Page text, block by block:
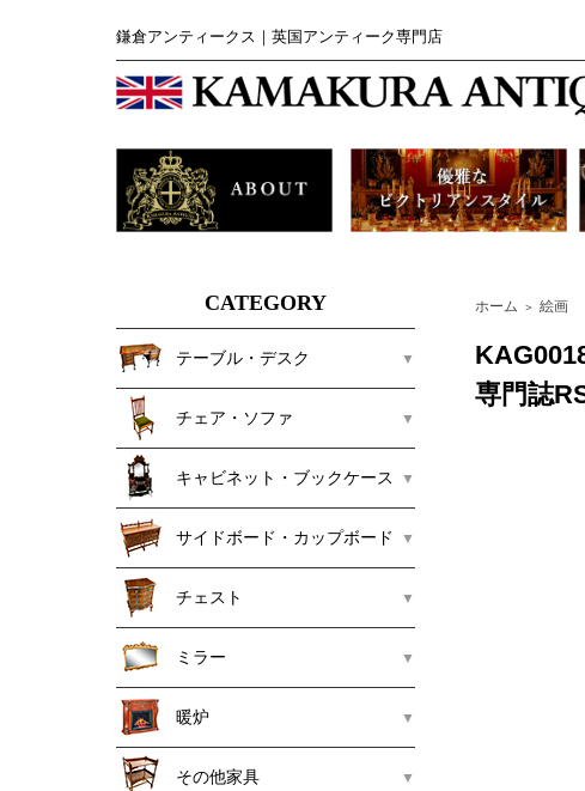
鎌倉アンティークス｜英国アンティーク専門店
CATEGORY
テーブル・デスク
チェア・ソファ
キャビネット・ブックケース
サイドボード・カップボード
チェスト
ミラー
暖炉
その他家具
ホーム ＞ 絵画
専門誌